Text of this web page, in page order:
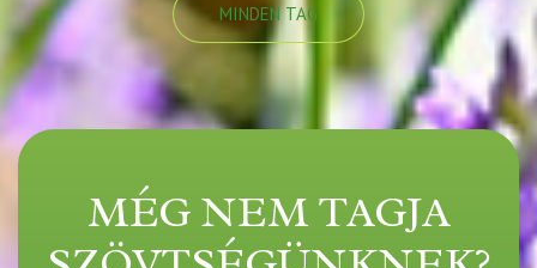
MINDEN TAG
MÉG NEM TAGJA